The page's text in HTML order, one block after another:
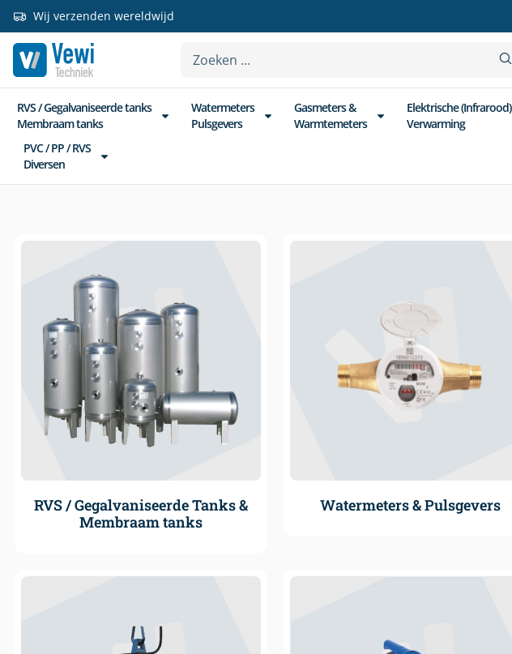
Wij verzenden wereldwijd
RVS / Gegalvaniseerde tanks
Membraam tanks
Watermeters
Pulsgevers
Gasmeters &
Warmtemeters
Elektrische (Infrarood)
Verwarming
PVC / PP / RVS
Diversen
RVS / Gegalvaniseerde Tanks &
Membraam tanks
Watermeters & Pulsgevers